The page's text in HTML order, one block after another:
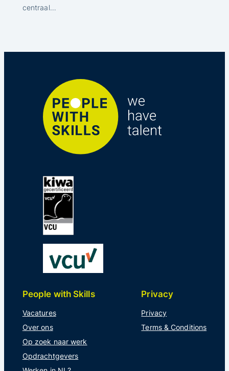
centraal…
People with Skills
Vacatures
Over ons
Op zoek naar werk
Opdrachtgevers
Privacy
Privacy
Terms & Conditions